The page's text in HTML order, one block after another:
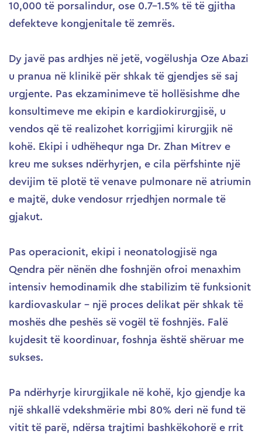
10,000 të porsalindur, ose 0.7–1.5% të të gjitha
defekteve kongjenitale të zemrës.
Dy javë pas ardhjes në jetë, vogëlushja Oze Abazi
u pranua në klinikë për shkak të gjendjes së saj
urgjente. Pas ekzaminimeve të hollësishme dhe
konsultimeve me ekipin e kardiokirurgjisë, u
vendos që të realizohet korrigjimi kirurgjik në
kohë. Ekipi i udhëhequr nga Dr. Zhan Mitrev e
kreu me sukses ndërhyrjen, e cila përfshinte një
devijim të plotë të venave pulmonare në atriumin
e majtë, duke vendosur rrjedhjen normale të
gjakut.
Pas operacionit, ekipi i neonatologjisë nga
Qendra për nënën dhe foshnjën ofroi menaxhim
intensiv hemodinamik dhe stabilizim të funksionit
kardiovaskular – një proces delikat për shkak të
moshës dhe peshës së vogël të foshnjës. Falë
kujdesit të koordinuar, foshnja është shëruar me
sukses.
Pa ndërhyrje kirurgjikale në kohë, kjo gjendje ka
një shkallë vdekshmërie mbi 80% deri në fund të
vitit të parë, ndërsa trajtimi bashkëkohorë e rrit